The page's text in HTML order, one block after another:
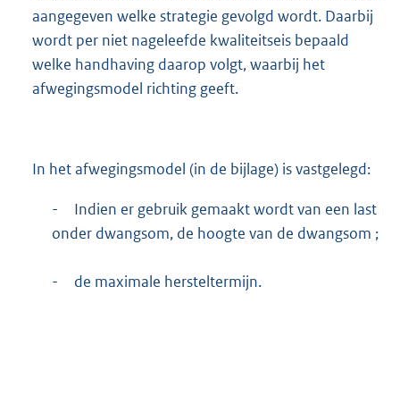
aangegeven welke strategie gevolgd wordt. Daarbij
wordt per niet nageleefde kwaliteitseis bepaald
welke handhaving daarop volgt, waarbij het
afwegingsmodel richting geeft.
In het afwegingsmodel (in de bijlage) is vastgelegd:
-
Indien er gebruik gemaakt wordt van een last
onder dwangsom, de hoogte van de dwangsom ;
- de maximale hersteltermijn.